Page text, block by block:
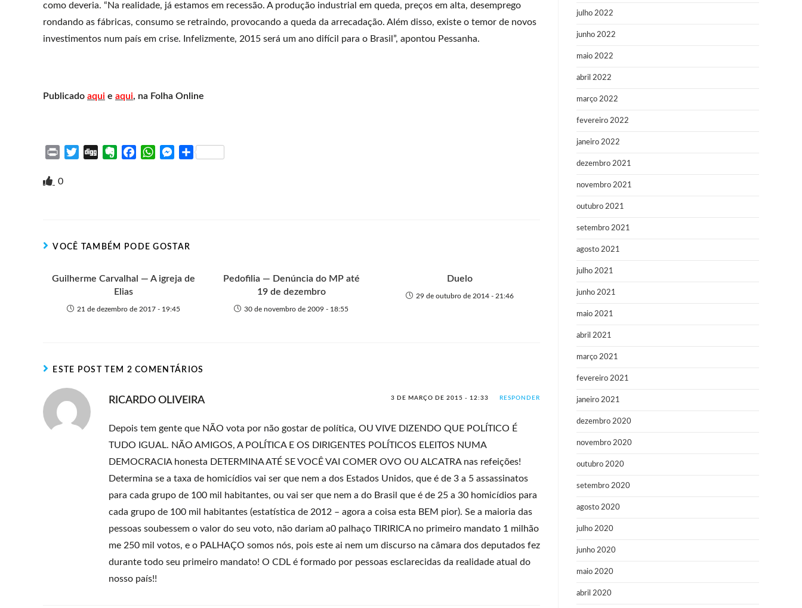
como deveria. “Na realidade, já estamos em recessão. A produção industrial em queda, preços em alta, desemprego
rondando as fábricas, consumo se retraindo, provocando a queda da arrecadação. Além disso, existe o temor de novos
investimentos num país em crise. Infelizmente, 2015 será um ano difícil para o Brasil”, apontou Pessanha.
Publicado aqui e aqui, na Folha Online
i
e
k
W
p
M
e
S
0
VOCÊ TAMBÉM PODE GOSTAR
Guilherme Carvalhal — A igreja de
Elias
21 de dezembro de 2017 - 19:45
Pedofilia — Denúncia do MP até
19 de dezembro
30 de novembro de 2009 - 18:55
Duelo
29 de outubro de 2014 - 21:46
ESTE POST TEM 2 COMENTÁRIOS
RICARDO OLIVEIRA 3 DE MARÇO DE 2015 - 12:33 RESPONDER
Depois tem gente que NÃO vota por não gostar de política, OU VIVE DIZENDO QUE POLÍTICO É
TUDO IGUAL. NÃO AMIGOS, A POLÍTICA E OS DIRIGENTES POLÍTICOS ELEITOS NUMA
DEMOCRACIA honesta DETERMINA ATÉ SE VOCÊ VAI COMER OVO OU ALCATRA nas refeições!
Determina se a taxa de homicídios vai ser que nem a dos Estados Unidos, que é de 3 a 5 assassinatos
para cada grupo de 100 mil habitantes, ou vai ser que nem a do Brasil que é de 25 a 30 homicídios para
cada grupo de 100 mil habitantes (estatística de 2012 – agora a coisa esta BEM pior). Se a maioria das
pessoas soubessem o valor do seu voto, não dariam a0 palhaço TIRIRICA no primeiro mandato 1 milhão
me 250 mil votos, e o PALHAÇO somos nós, pois este ai nem um discurso na câmara dos deputados fez
durante todo seu primeiro mandato! O CDL é formado por pessoas esclarecidas da realidade atual do
nosso país!!
julho 2022
junho 2022
maio 2022
abril 2022
março 2022
fevereiro 2022
janeiro 2022
dezembro 2021
novembro 2021
outubro 2021
setembro 2021
agosto 2021
julho 2021
junho 2021
maio 2021
abril 2021
março 2021
fevereiro 2021
janeiro 2021
dezembro 2020
novembro 2020
outubro 2020
setembro 2020
agosto 2020
julho 2020
junho 2020
maio 2020
abril 2020